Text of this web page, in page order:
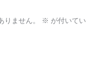
ません。 ※ が付いてい